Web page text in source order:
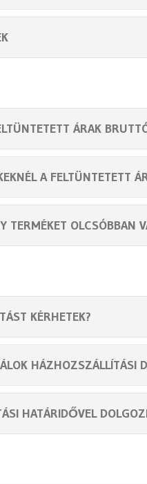
ÁRAK
A FELTÜNTETETT
TERMÉKET OLCSÓBBAN
KÉRHETEK?
HÁZHOZSZÁLLÍTÁSI
HATÁRIDŐVEL